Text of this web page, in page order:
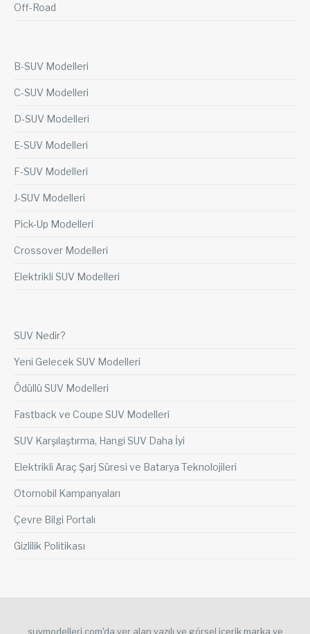
Off-Road
B-SUV Modelleri
C-SUV Modelleri
D-SUV Modelleri
E-SUV Modelleri
F-SUV Modelleri
J-SUV Modelleri
Pick-Up Modelleri
Crossover Modelleri
Elektrikli SUV Modelleri
SUV Nedir?
Yeni Gelecek SUV Modelleri
Ödüllü SUV Modelleri
Fastback ve Coupe SUV Modelleri
SUV Karşılaştırma, Hangi SUV Daha İyi
Elektrikli Araç Şarj Süresi ve Batarya Teknolojileri
Otomobil Kampanyaları
Çevre Bilgi Portalı
Gizlilik Politikası
suvmodelleri.com'da yer alan yazılı ve görsel içerik marka ve